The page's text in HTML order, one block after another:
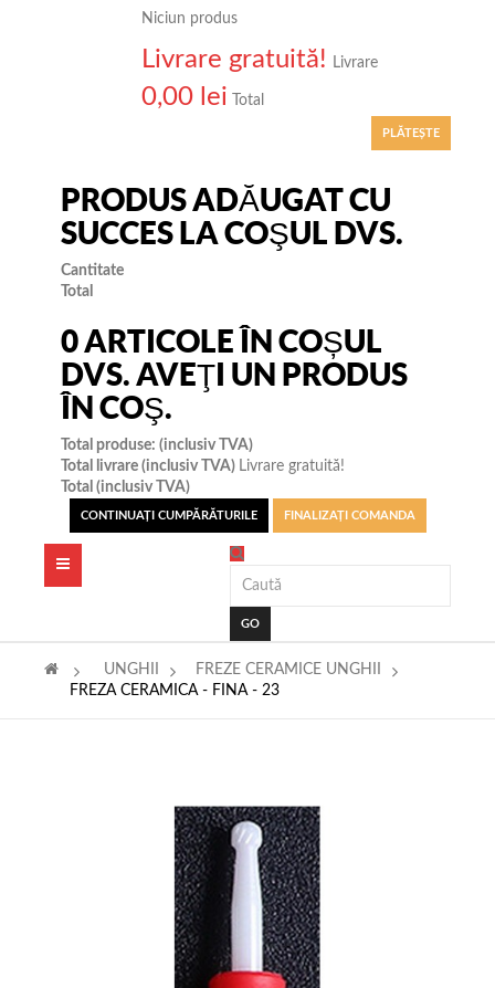
Niciun produs
Livrare gratuită! Livrare
0,00 lei Total
PLĂTEŞTE
PRODUS ADĂUGAT CU
SUCCES LA COŞUL DVS.
Cantitate
Total
0ARTICOLE ÎN COȘUL
DVS.AVEŢI UN PRODUS
ÎN COŞ.
Total produse: (inclusiv TVA)
Total livrare (inclusiv TVA) Livrare gratuită!
Total (inclusiv TVA)
CONTINUAŢI CUMPĂRĂTURILE FINALIZAȚI COMANDA
GO
Toggle
navigation
> UNGHII >
FREZE CERAMICE UNGHII
FREZA CERAMICA - FINA - 23